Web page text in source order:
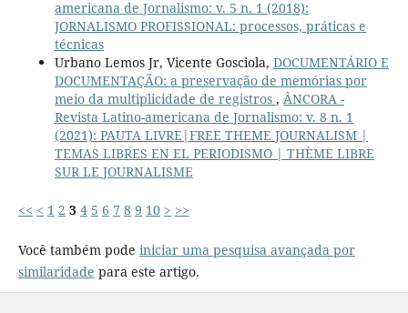
americana de Jornalismo: v. 5 n. 1 (2018):
JORNALISMO PROFISSIONAL: processos, práticas e
técnicas
Urbano Lemos Jr, Vicente Gosciola, DOCUMENTÁRIO E
DOCUMENTAÇÃO: a preservação de memórias por
meio da multiplicidade de registros , ÂNCORA -
Revista Latino-americana de Jornalismo: v. 8 n. 1
(2021): PAUTA LIVRE|FREE THEME JOURNALISM |
TEMAS LIBRES EN EL PERIODISMO | THÈME LIBRE
SUR LE JOURNALISME
<< < 1 2 3 4 5 6 7 8 9 10 > >>
Você também pode iniciar uma pesquisa avançada por
similaridade para este artigo.